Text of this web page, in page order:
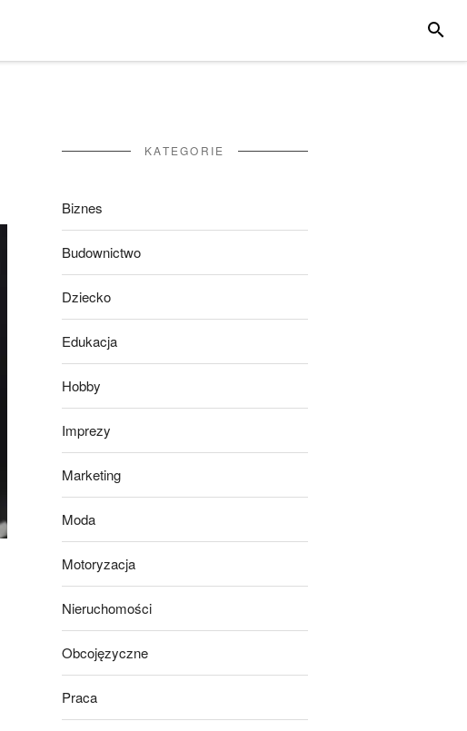
KATEGORIE
Biznes
Budownictwo
Dziecko
Edukacja
Hobby
Imprezy
Marketing
Moda
Motoryzacja
Nieruchomości
Obcojęzyczne
Praca